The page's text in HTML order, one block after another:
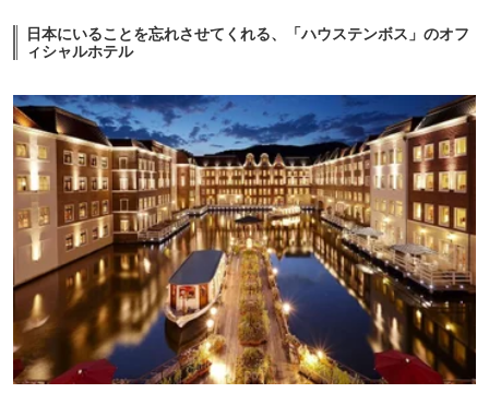
日本にいることを忘れさせてくれる、「ハウステンボス」のオフ
ィシャルホテル